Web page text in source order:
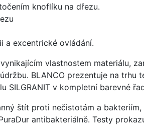
knoflíku na dřezu.
excentrické ovládání.
vlastnostem materiálu,
BLANCO prezentuje na trhu
SILGRANIT v kompletní barevné
štít proti nečistotám a
antibakteriálně. Testy